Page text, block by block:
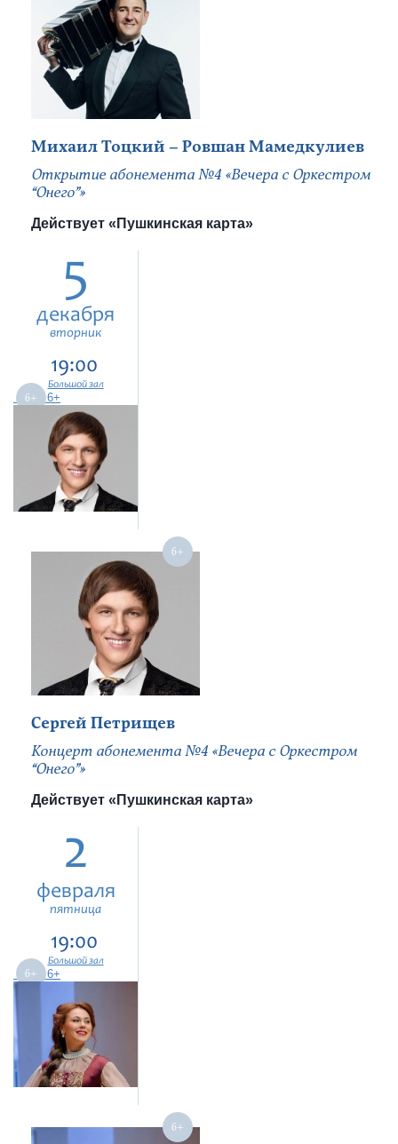
Михаил Тоцкий – Ровшан Мамедкулиев
Открытие абонемента №4 «Вечера с Оркестром
“Онего”»
Действует «Пушкинская карта»
5
декабря
вторник
19:00
Большой зал
6+
Сергей Петрищев
Концерт абонемента №4 «Вечера с Оркестром
“Онего”»
Действует «Пушкинская карта»
2
февраля
пятница
19:00
Большой зал
6+